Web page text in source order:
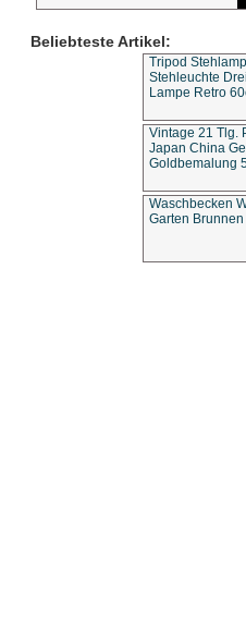
Beliebteste Artikel:
Tripod
Stehleuchte
Lampe Retro
Vintage 21 Tlg.
Japan China
Goldbemalung
Waschbecken
Garten Brunnen